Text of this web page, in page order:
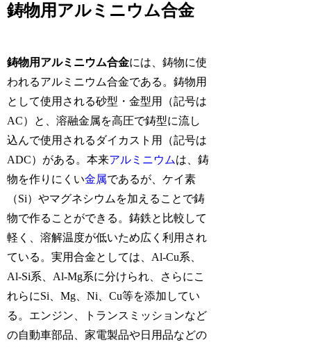
鋳物用アルミニウム合金
鋳物用アルミニウム合金には、鋳物に使
われるアルミニウム合金である。鋳物用
として使用される砂型・金型用（記号は
AC）と、溶融金属を高圧で鋳型に流し
込んで使用されるダイカスト用（記号は
ADC）がある。本来アルミニウムは、鋳
物を作りにくい金属であるが、ケイ素
（Si）やマグネシウムを加えることで鋳
物で作ることができる。鋳鉄と比較して
軽く、溶解温度が低いため広く利用され
ている。実用合金としては、Al-Cu系、
Al-Si系、Al-Mg系に分けられ、さらにこ
れらにSi、Mg、Ni、Cu等を添加してい
る。エンジン、トランスミッションなど
の自動車部品、家電製品や日用品などの